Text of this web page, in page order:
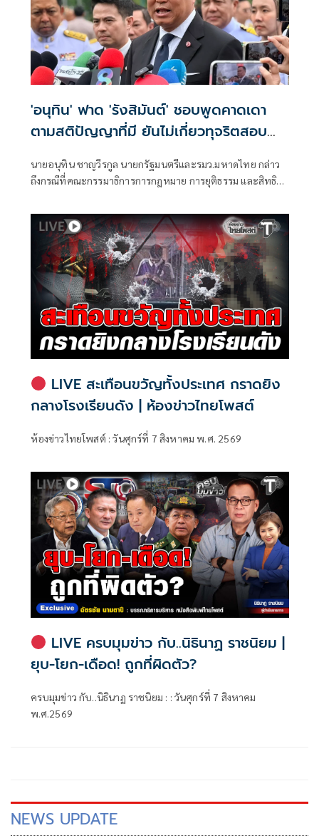
'อนุทิน' ฟาด 'รังสิมันต์' ชอบพูดคาดเดา
ตามสติปัญญาที่มี ยันไม่เกี่ยวทุจริตสอบ
นายอนุทิน ชาญวีรกูล นายกรัฐมนตรีและรมว.มหาดไทย กล่าว
ถึงกรณีที่คณะกรรมาธิการการกฎหมาย การยุติธรรม และสิทธิ
กรรมาธิการ มีการอ้างชื่อนายกรัฐมนตรี เข้าไปเกี่ยวข้องกับการ
ทุจริตสอบท้องถิ่น
LIVE สะเทือนขวัญทั้งประเทศ กราดยิง
กลางโรงเรียนดัง | ห้องข่าวไทยโพสต์
ห้องข่าวไทยโพสต์ : วันศุกร์ที่ 7 สิงหาคม พ.ศ. 2569
LIVE ครบมุมข่าว กับ..นิธินาฏ ราชนิยม |
ยุบ-โยก-เดือด! ถูกที่ผิดตัว?
ครบมุมข่าว กับ..นิธินาฏ ราชนิยม : : วันศุกร์ที่ 7 สิงหาคม
พ.ศ.2569
NEWS UPDATE